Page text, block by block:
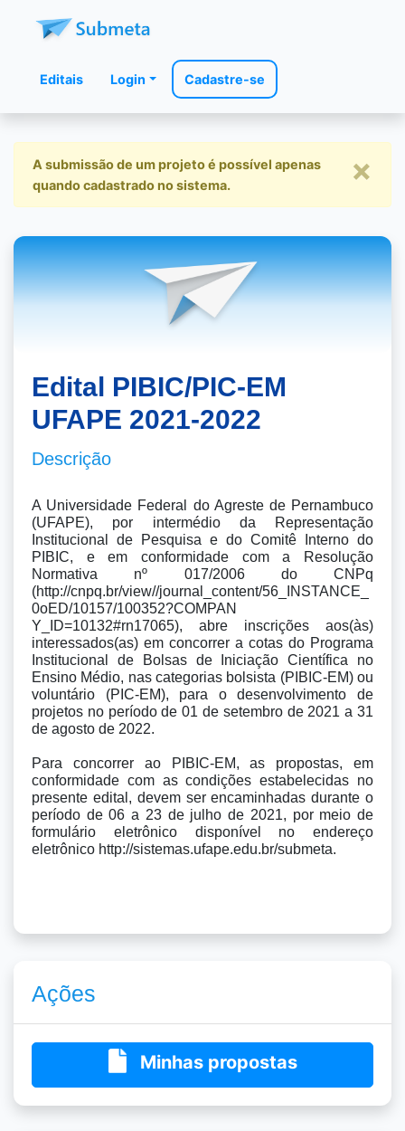
Editais Login Cadastre-se
A submissão de um projeto é possível apenas
quando cadastrado no sistema.
×
Edital PIBIC/PIC-EM
UFAPE 2021-2022
Descrição
A Universidade Federal do Agreste de Pernambuco
(UFAPE), por intermédio da Representação
Institucional de Pesquisa e do Comitê Interno do
PIBIC, e em conformidade com a Resolução
Normativa nº 017/2006 do CNPq
(http://cnpq.br/view//journal_content/56_INSTANCE_
0oED/10157/100352?COMPAN
Y_ID=10132#rn17065), abre inscrições aos(às)
interessados(as) em concorrer a cotas do Programa
Institucional de Bolsas de Iniciação Científica no
Ensino Médio, nas categorias bolsista (PIBIC-EM) ou
voluntário (PIC-EM), para o desenvolvimento de
projetos no período de 01 de setembro de 2021 a 31
de agosto de 2022.
Para concorrer ao PIBIC-EM, as propostas, em
conformidade com as condições estabelecidas no
presente edital, devem ser encaminhadas durante o
período de 06 a 23 de julho de 2021, por meio de
formulário eletrônico disponível no endereço
eletrônico http://sistemas.ufape.edu.br/submeta.
Ações
Minhas propostas